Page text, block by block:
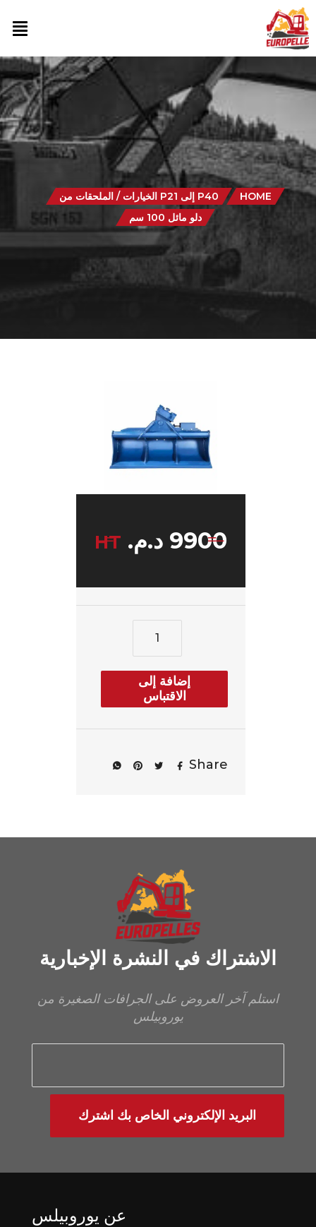
HOME
P40 إلى P21 الخيارات / الملحقات من
دلو مائل 100 سم
9900 د.م. HT
إضافة إلى
الاقتباس
Share
الاشتراك في النشرة الإخبارية
استلم آخر العروض على الجرافات الصغيرة من
يوروبيلس
البريد الإلكتروني الخاص بك اشترك
عن يوروبيلس